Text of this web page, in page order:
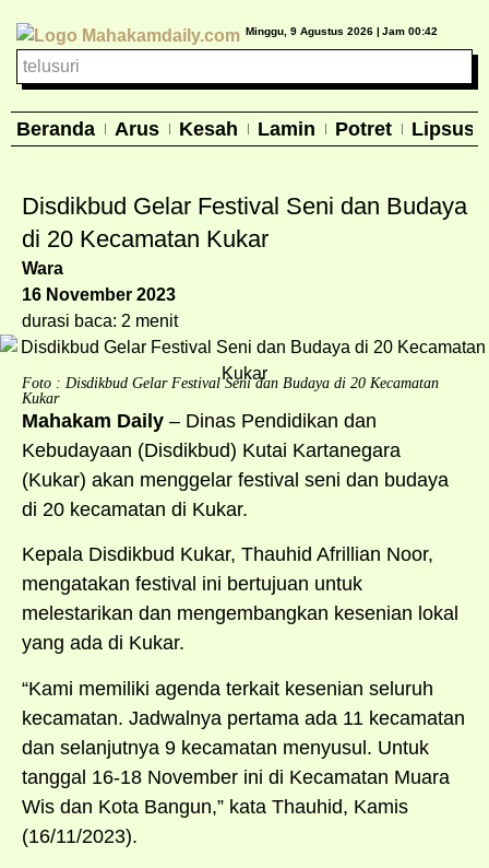
Minggu, 9 Agustus 2026 | Jam 00:42
Beranda Arus Kesah Lamin Potret Lipsus
Disdikbud Gelar Festival Seni dan Budaya
di 20 Kecamatan Kukar
Wara
16 November 2023
durasi baca: 2 menit
Foto : Disdikbud Gelar Festival Seni dan Budaya di 20 Kecamatan
Kukar
Mahakam Daily – Dinas Pendidikan dan
Kebudayaan (Disdikbud) Kutai Kartanegara
(Kukar) akan menggelar festival seni dan budaya
di 20 kecamatan di Kukar.
Kepala Disdikbud Kukar, Thauhid Afrillian Noor,
mengatakan festival ini bertujuan untuk
melestarikan dan mengembangkan kesenian lokal
yang ada di Kukar.
“Kami memiliki agenda terkait kesenian seluruh
kecamatan. Jadwalnya pertama ada 11 kecamatan
dan selanjutnya 9 kecamatan menyusul. Untuk
tanggal 16-18 November ini di Kecamatan Muara
Wis dan Kota Bangun,” kata Thauhid, Kamis
(16/11/2023).